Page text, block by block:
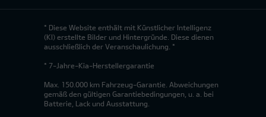
* Diese Website enthält mit Künstlicher Intelligenz
(KI) erstellte Bilder und Hintergründe. Diese dienen
ausschließlich der Veranschaulichung. *
* 7-Jahre-Kia-Herstellergarantie
Max. 150.000 km Fahrzeug-Garantie. Abweichungen
gemäß den gültigen Garantiebedingungen, u. a. bei
Batterie, Lack und Ausstattung.